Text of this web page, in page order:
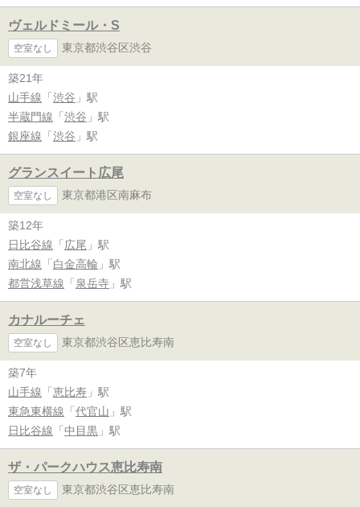
ヴェルドミール・S
空室なし 東京都渋谷区渋谷
築21年
山手線 「 渋谷 」駅
半蔵門線 「 渋谷 」駅
銀座線 「 渋谷 」駅
グランスイート広尾
空室なし 東京都港区南麻布
築12年
日比谷線 「 広尾 」駅
南北線 「 白金高輪 」駅
都営浅草線 「 泉岳寺 」駅
カナルーチェ
空室なし 東京都渋谷区恵比寿南
築7年
山手線 「 恵比寿 」駅
東急東横線 「 代官山 」駅
日比谷線 「 中目黒 」駅
ザ・パークハウス恵比寿南
空室なし 東京都渋谷区恵比寿南